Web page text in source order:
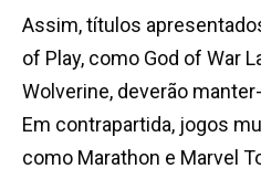
Assim, títulos
of Play, como God of War
Wolverine, deverão
Em contrapartida, jogos
como Marathon e Marvel